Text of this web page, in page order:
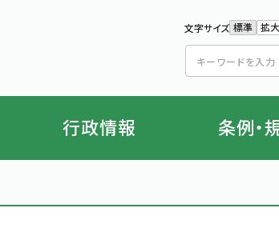
行政情報 条例・
文字サイズ 標準
文字の
拡大